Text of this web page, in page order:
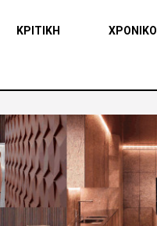
ΚΡΙΤΙΚΗ ΧΡΟΝΙΚΟ